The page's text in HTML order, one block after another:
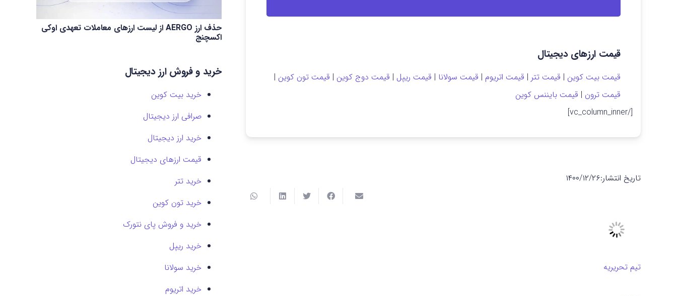
قیمت ارزهای دیجیتال
قیمت بیت کوین | قیمت تتر | قیمت اتریوم | قیمت سولانا | قیمت ریپل | قیمت دوج کوین | قیمت تون کوین |
قیمت ترون | قیمت بایننس کوین
[/vc_column_inner]
تاریخ انتشار:۱۴۰۰/۱۲/۲۶
تیم تحریریه
حذف ارز AERGO از لیست ارزهای معاملات تعهدی اوکی
اکسچنج
خرید و فروش ارز دیجیتال
خرید بیت کوین
صرافی ارز دیجیتال
خرید ارز دیجیتال
قیمت ارزهای دیجیتال
خرید تتر
خرید تون کوین
خرید و فروش پای نتورک
خرید ریپل
خرید سولانا
خرید اتریوم